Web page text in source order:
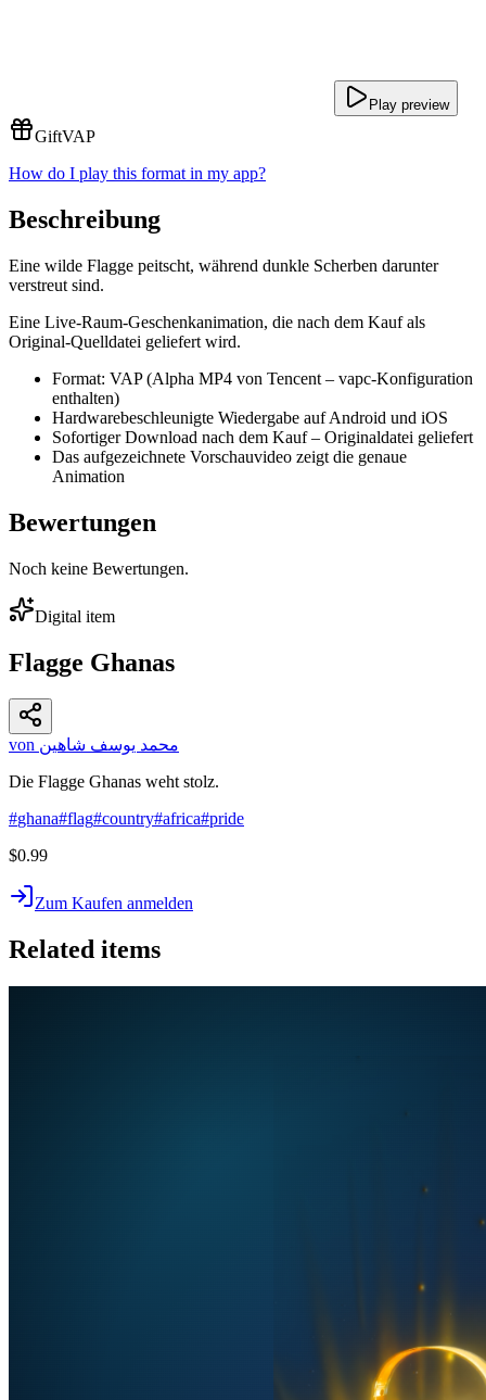
Play preview
GiftVAP
How do I play this format in my app?
Beschreibung
Eine wilde Flagge peitscht, während dunkle Scherben darunter
verstreut sind.
Eine Live-Raum-Geschenkanimation, die nach dem Kauf als
Original-Quelldatei geliefert wird.
Format: VAP (Alpha MP4 von Tencent – vapc-Konfiguration
enthalten)
Hardwarebeschleunigte Wiedergabe auf Android und iOS
Sofortiger Download nach dem Kauf – Originaldatei geliefert
Das aufgezeichnete Vorschauvideo zeigt die genaue
Animation
Bewertungen
Noch keine Bewertungen.
Digital item
Flagge Ghanas
von محمد يوسف شاهين
Die Flagge Ghanas weht stolz.
#ghana#flag#country#africa#pride
$0.99
Zum Kaufen anmelden
Related items